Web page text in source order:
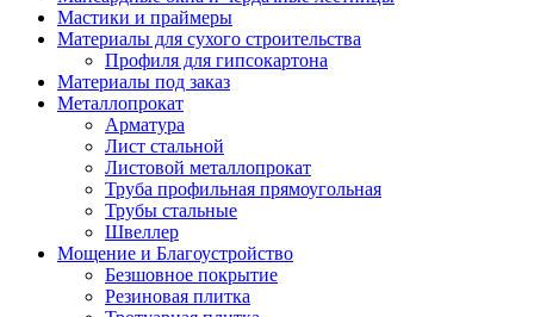
Мастики и праймеры
Материалы для сухого строительства
Профиля для гипсокартона
Материалы под заказ
Металлопрокат
Арматура
Лист стальной
Листовой металлопрокат
Труба профильная прямоугольная
Трубы стальные
Швеллер
Мощение и Благоустройство
Безшовное покрытие
Резиновая плитка